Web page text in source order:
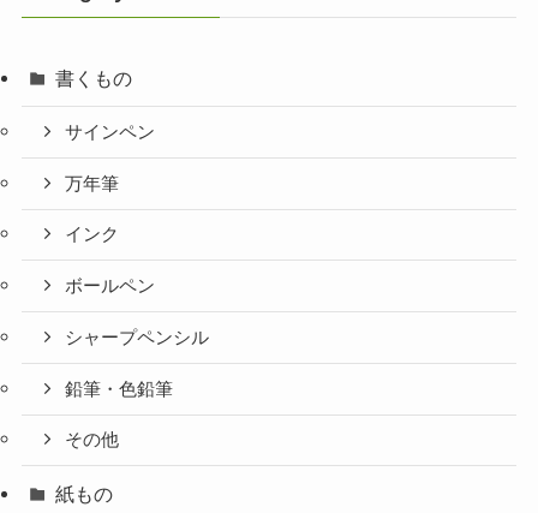
書くもの
サインペン
万年筆
インク
ボールペン
シャープペンシル
鉛筆・色鉛筆
その他
紙もの